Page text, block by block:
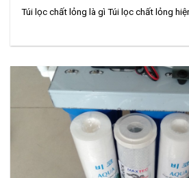
Túi lọc chất lỏng là gì Túi lọc chất lỏng